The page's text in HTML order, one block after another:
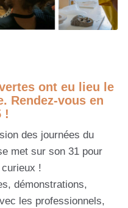
ont eu lieu le
Rendez-vous en
!
des journées du
met sur son 31 pour
!
démonstrations,
les professionnels,